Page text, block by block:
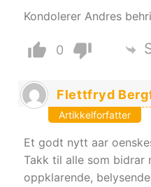
Kondolerer Andres
0
Flettfryd
Artikkelforfatter
Et godt nytt aar
Takk til alle som bidrar
oppklarende,